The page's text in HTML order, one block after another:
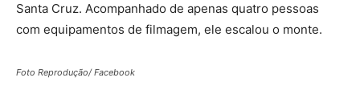
Santa Cruz. Acompanhado de apenas quatro pessoas
com equipamentos de filmagem, ele escalou o monte.
Foto Reprodução/ Facebook